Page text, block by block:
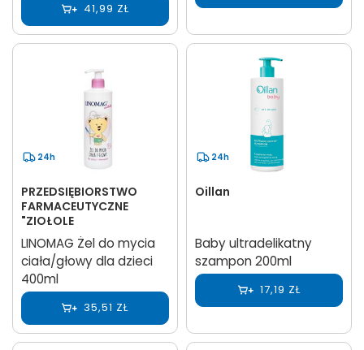
41,99 ZŁ
24h
PRZEDSIĘBIORSTWO
FARMACEUTYCZNE
"ZIOŁOLE
LINOMAG Żel do mycia
ciała/głowy dla dzieci
400ml
35,51 ZŁ
24h
Oillan
Baby ultradelikatny
szampon 200ml
17,19 ZŁ